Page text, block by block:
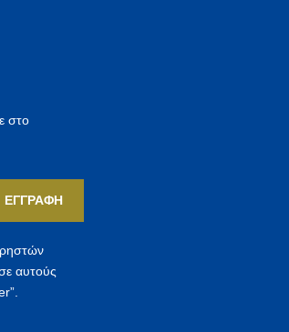
στο
ΕΓΓΡΑΦΉ
αυτούς